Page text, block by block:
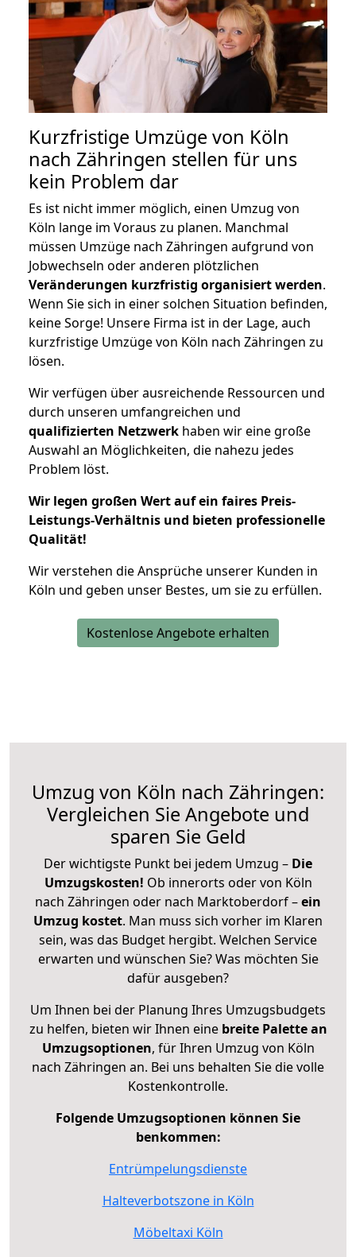
Kurzfristige Umzüge von Köln
nach Zähringen stellen für uns
kein Problem dar
Es ist nicht immer möglich, einen Umzug von
Köln lange im Voraus zu planen. Manchmal
müssen Umzüge nach Zähringen aufgrund von
Jobwechseln oder anderen plötzlichen
Veränderungen kurzfristig organisiert werden.
Wenn Sie sich in einer solchen Situation befinden,
keine Sorge! Unsere Firma ist in der Lage, auch
kurzfristige Umzüge von Köln nach Zähringen zu
lösen.
Wir verfügen über ausreichende Ressourcen und
durch unseren umfangreichen und
qualifizierten Netzwerk haben wir eine große
Auswahl an Möglichkeiten, die nahezu jedes
Problem löst.
Wir legen großen Wert auf ein faires Preis-
Leistungs-Verhältnis und bieten professionelle
Qualität!
Wir verstehen die Ansprüche unserer Kunden in
Köln und geben unser Bestes, um sie zu erfüllen.
Kostenlose Angebote erhalten
Umzug von Köln nach Zähringen:
Vergleichen Sie Angebote und
sparen Sie Geld
Der wichtigste Punkt bei jedem Umzug – Die
Umzugskosten! Ob innerorts oder von Köln
nach Zähringen oder nach Marktoberdorf –ein
Umzug kostet. Man muss sich vorher im Klaren
sein, was das Budget hergibt. Welchen Service
erwarten und wünschen Sie? Was möchten Sie
dafür ausgeben?
Um Ihnen bei der Planung Ihres Umzugsbudgets
zu helfen, bieten wir Ihnen eine breite Palette an
Umzugsoptionen, für Ihren Umzug von Köln
nach Zähringen an. Bei uns behalten Sie die volle
Kostenkontrolle.
Folgende Umzugsoptionen können Sie
benkommen:
Entrümpelungsdienste
Halteverbotszone in Köln
Möbeltaxi Köln